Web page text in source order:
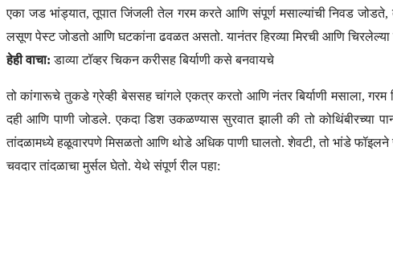
एका जड भांड्यात, तूपात जिंजली तेल गरम करते आणि संपूर्ण मसाल्यांची निवड जोडते,
लसूण पेस्ट जोडतो आणि घटकांना ढवळत असतो. यानंतर हिरव्या मिरची आणि चिरलेल्या
हेही वाचा:डाव्या टॉव्हर चिकन करीसह बिर्याणी कसे बनवायचे
तो कांगारूचे तुकडे ग्रेव्ही बेससह चांगले एकत्र करतो आणि नंतर बिर्याणी मसाला, गरम
दही आणि पाणी जोडले. एकदा डिश उकळण्यास सुरवात झाली की तो कोथिंबीरच्या
तांदळामध्ये हळूवारपणे मिसळतो आणि थोडे अधिक पाणी घालतो. शेवटी, तो भांडे
चवदार तांदळाचा मुर्सल घेतो. येथे संपूर्ण रील पहा: